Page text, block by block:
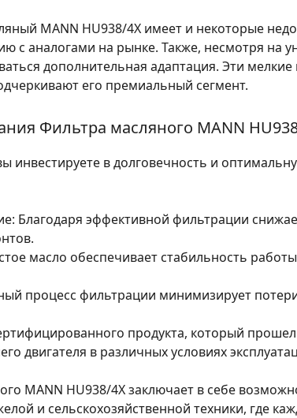
MANN HU938/4X имеет и некоторые
с аналогами на рынке. Также, несмотря на
дополнительная адаптация. Эти
его премиальный сегмент.
Фильтра масляного MANN
в долговечность и
Благодаря эффективной фильтрации
масло обеспечивает стабильность
процесс фильтрации минимизирует
продукта, который прошел
двигателя в различных условиях
MANN HU938/4X заключает в себе
и сельскохозяйственной техники, где